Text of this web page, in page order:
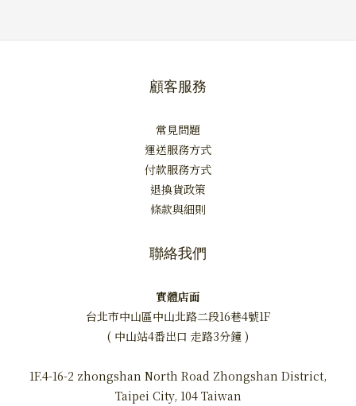
顧客服務
常見問題
運送服務方式
付款服務方式
退換貨政策
條款與細則
聯絡我們
實體店面
台北市中山區中山北路二段16巷4號1F
( 中山站4番出口 走路3分鐘 )
1F.4-16-2 zhongshan North Road Zhongshan District,
Taipei City, 104 Taiwan